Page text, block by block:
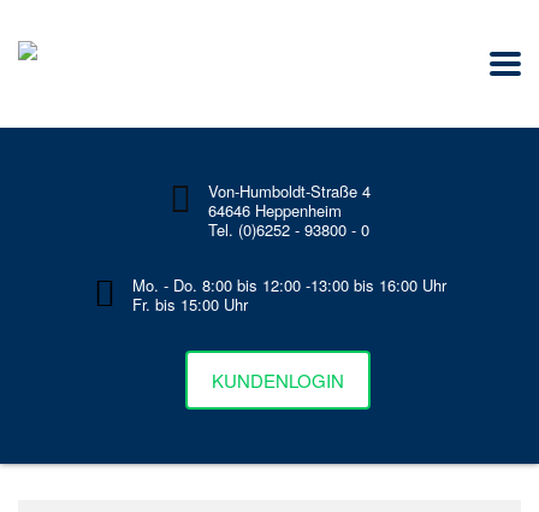
Von-Humboldt-Straße 4
64646 Heppenheim
Tel. (0)6252 - 93800 - 0
Mo. - Do. 8:00 bis 12:00 -13:00 bis 16:00 Uhr
Fr. bis 15:00 Uhr
KUNDENLOGIN